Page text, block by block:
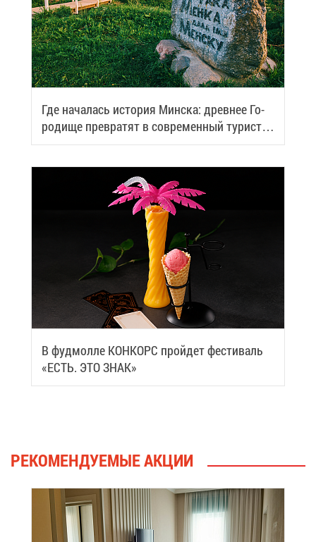
Где на­ча­лась ис­то­рия Мин­ска: древ­нее Го­
ро­ди­ще пре­вра­тят в со­вре­мен­ный ту­ри­сти­
че­ский центр
В фуд­мол­ле КОН­КОРС прой­дет фе­сти­валь
«ЕСТЬ. ЭТО ЗНАК»
РЕ­КО­МЕН­ДУ­Е­МЫЕ АК­ЦИИ